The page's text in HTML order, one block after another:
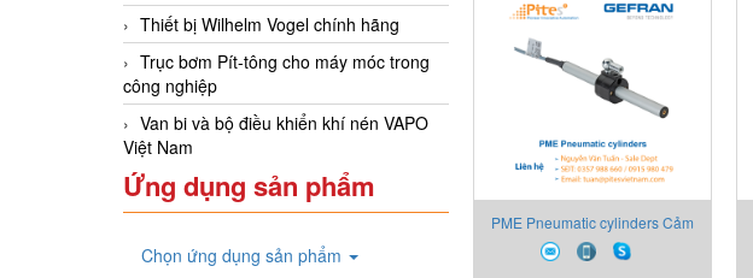
Thiết bị Wilhelm Vogel chính hãng
Trục bơm Pít-tông cho máy móc trong
công nghiệp
Van bi và bộ điều khiển khí nén VAPO
Việt Nam
Ứng dụng sản phẩm
Chọn ứng dụng sản phẩm
PME Pneumatic cylinders Cảm
biến vị trí Gefran Việt Nam